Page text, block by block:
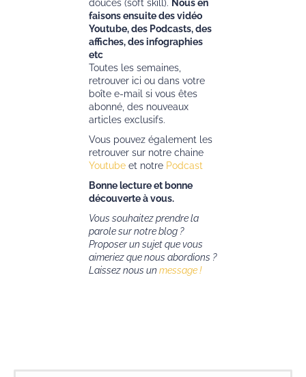
douces (soft skill). Nous en
faisons ensuite des vidéo
Youtube, des Podcasts, des
affiches, des infographies
etc
Toutes les semaines,
retrouver ici ou dans votre
boîte e-mail si vous êtes
abonné, des nouveaux
articles exclusifs.
Vous pouvez également les
retrouver sur notre chaine
Youtube et notre Podcast
Bonne lecture et bonne
découverte à vous.
Vous souhaitez prendre la
parole sur notre blog ?
Proposer un sujet que vous
aimeriez que nous abordions ?
Laissez nous un message !